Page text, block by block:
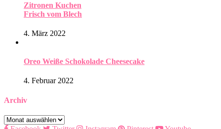
Zitronen Kuchen
Frisch vom Blech
4. März 2022
Oreo Weiße Schokolade Cheesecake
4. Februar 2022
Archiv
Archiv